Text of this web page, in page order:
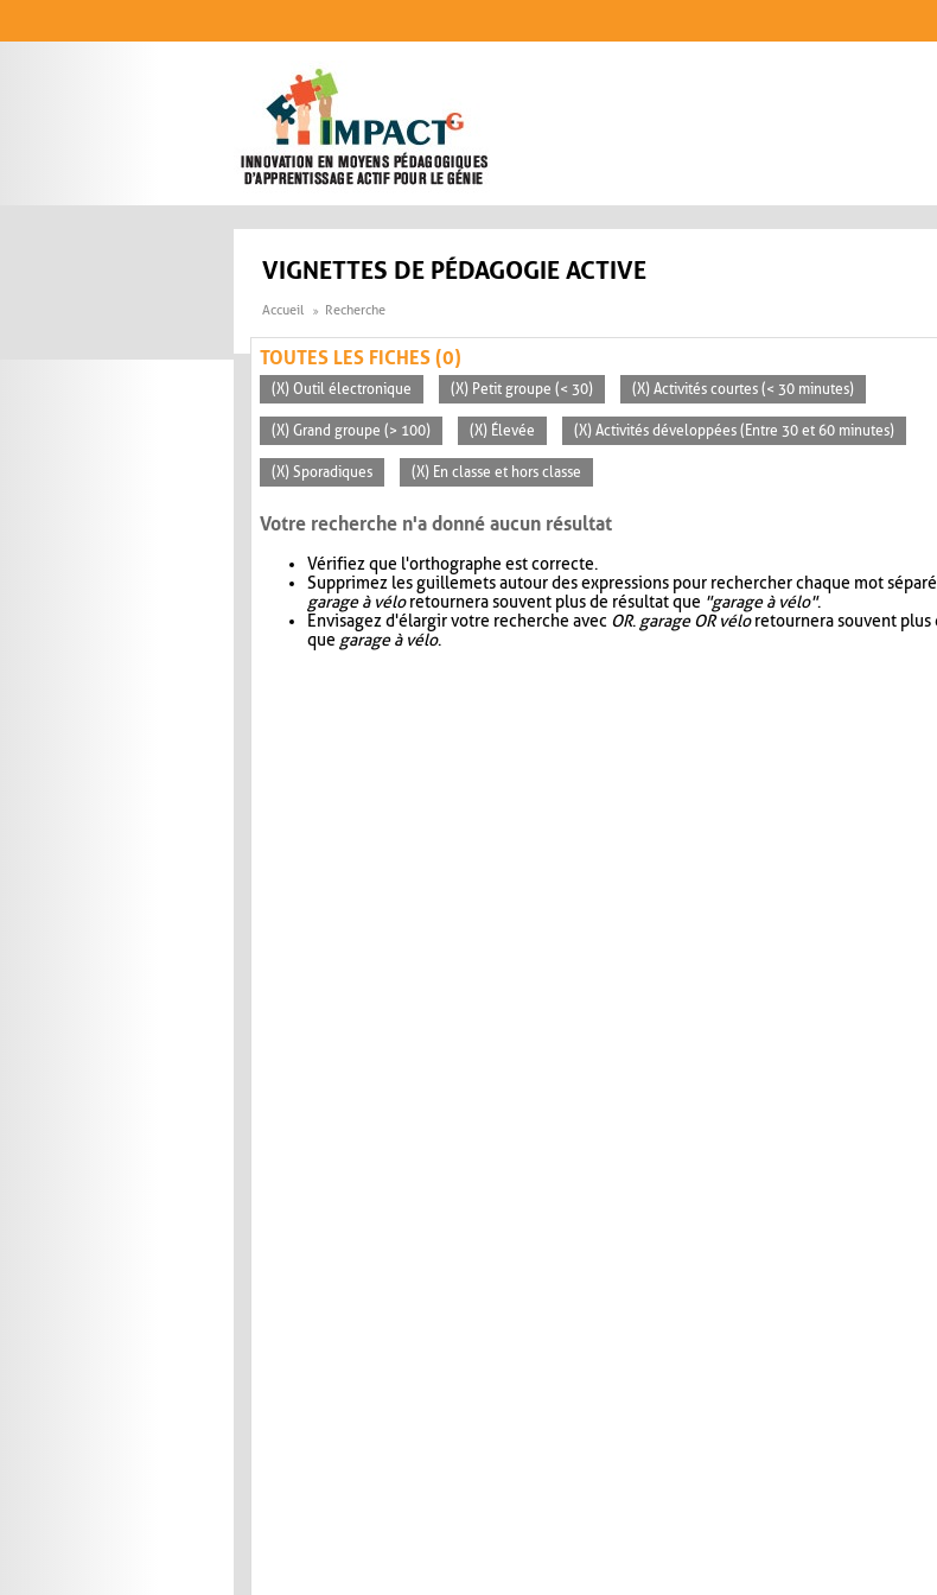
VIGNETTES DE PÉDAGOGIE ACTIVE
Accueil Recherche
TOUTES LES FICHES (0)
(X) Outil électronique (X) Petit groupe (< 30) (X) Activités courtes (< 30 minutes)
(X) Grand groupe (> 100) (X) Élevée (X) Activités développées (Entre 30 et 60 minutes)
(X) Sporadiques (X) En classe et hors classe
Votre recherche n'a donné aucun résultat
Vérifiez que l'orthographe est correcte.
Supprimez les guillemets autour des expressions pour rechercher chaque mot
garage à véloretournera souvent plus de résultat que "garage à vélo".
Envisagez d'élargir votre recherche avec OR. garage OR véloretournera souvent plus
que garage à vélo.